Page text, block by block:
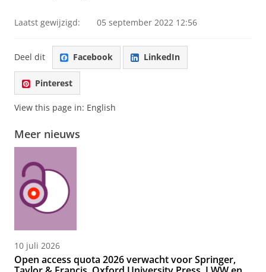
Laatst gewijzigd: 05 september 2022 12:56
Deel dit Facebook LinkedIn
Pinterest
View this page in: English
Meer nieuws
10 juli 2026
Open access quota 2026 verwacht voor Springer,